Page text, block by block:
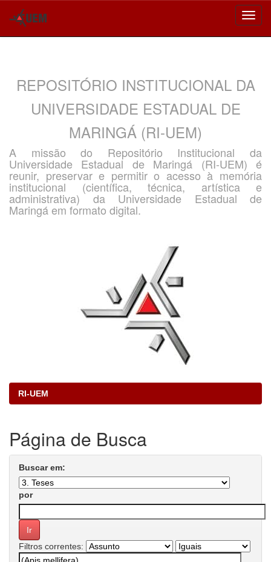
REPOSITÓRIO INSTITUCIONAL DA
UNIVERSIDADE ESTADUAL DE
MARINGÁ (RI-UEM)
A missão do Repositório Institucional da
Universidade Estadual de Maringá (RI-UEM) é
reunir, preservar e permitir o acesso à memória
institucional (científica, técnica, artística e
administrativa) da Universidade Estadual de
Maringá em formato digital.
RI-UEM
Página de Busca
Buscar em:
por
Filtros correntes: